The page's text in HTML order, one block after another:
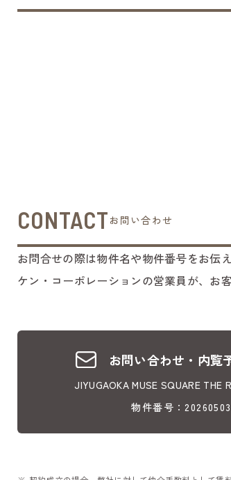
CONTACT お問い合わせ
お問合せの際は物件名や物件番号をお伝え
ケン・コーポレーションの営業員が、お
お問い合わせ・内覧
JIYUGAOKA MUSE SQUARE THE
物件番号：